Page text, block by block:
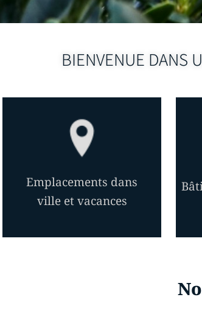
BIENVENUE DANS
Emplacements dans
ville et vacances